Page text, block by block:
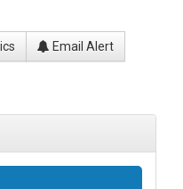
Email Alert